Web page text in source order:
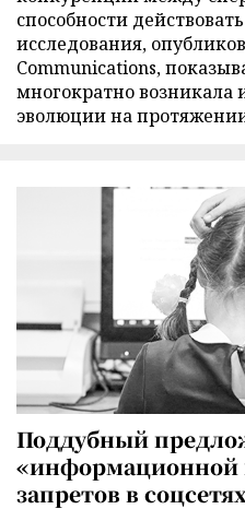
способности
исследования,
Communications,
многократно возникала
эволюции на
Поддубный
«информационной
запретов в соцсетях